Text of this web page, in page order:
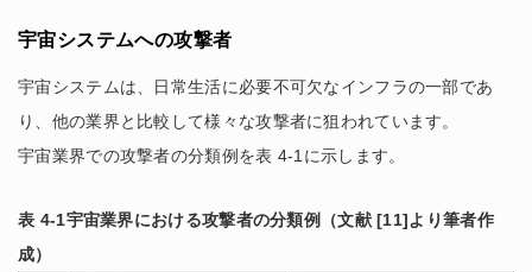
宇宙システムへの攻撃者
宇宙システムは、日常生活に必要不可欠なインフラの一部であ
り、他の業界と比較して様々な攻撃者に狙われています。
宇宙業界での攻撃者の分類例を表 4-1に示します。
表 4-1宇宙業界における攻撃者の分類例（文献 [11]より筆者作
成）